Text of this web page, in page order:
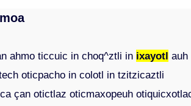
ahmo ticcuic in choq^ztli in ixayotl auh
oticpacho in colotl in tzitzicaztli
çan otictlaz oticmaxopeuh